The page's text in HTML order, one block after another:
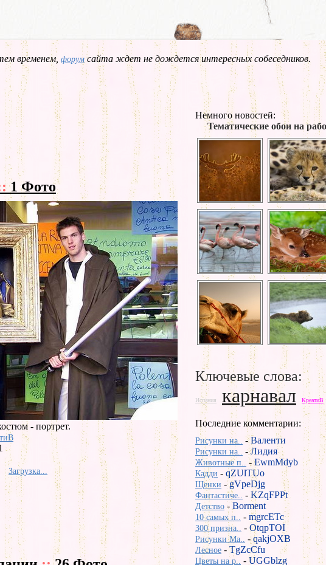
временем, форум сайта ждет не дождется интересных собеседников.
1 Фото
- портрет.
Загрузка...
Немного новостей:
Тематические обои на
Ключевые слова:
Испания карнавал КреатиВ
Последние комментарии:
Рисунки на.. -Валенти
Рисунки на.. -Лидия
Животные п.. -EwmMdyb
Кадди - qZUlTUo
Щенки -gVpeDjg
Фантастиче.. - KZqFPPt
Детство - Borment
10 самых п.. - mgrcETc
300 призна.. - OtqpTOI
Рисунки Ma.. -qakjOXB
Лесное -TgZcCfu
Цветы на р.. - UGGblzg